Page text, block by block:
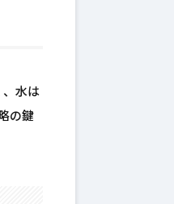
、水は
の鍵